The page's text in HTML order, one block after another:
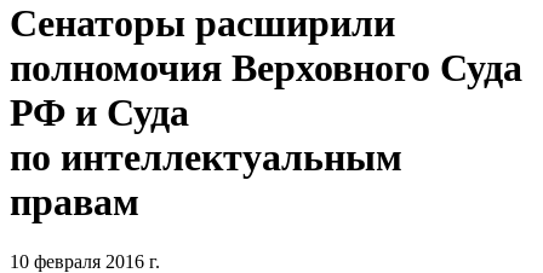
Сенаторы расширили
полномочия Верховного Суда
РФ и Суда
по интеллектуальным
правам
10 февраля 2016 г.